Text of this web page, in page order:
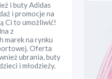
i buty Adidas
i promocje na
Ci to umożliwić!
z
marek na rynku
Oferta
ubrania, buty
i młodzieży.